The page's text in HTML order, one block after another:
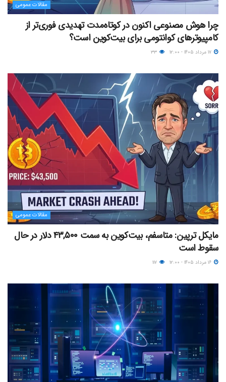
مقالات عمومی
چرا هوش مصنوعی اکنون در کوتاه‌مدت تهدیدی فوری‌تر از
کامپیوترهای کوانتومی برای بیت‌کوین است؟
مقالات عمومی
مایکل ترپین: متاسفم، بیت‌کوین به سمت ۴۳,۵۰۰ دلار در حال
سقوط است